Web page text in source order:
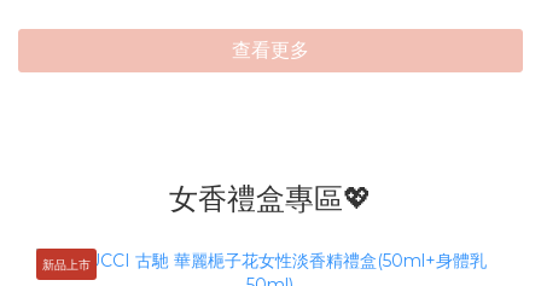
查看更多
女香禮盒專區💖
新品上市